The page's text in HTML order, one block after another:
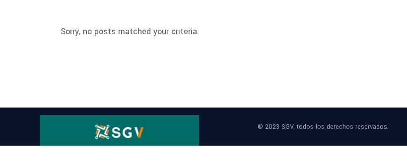
Sorry, no posts matched your criteria.
© 2023 SGV, todos los derechos reservados.